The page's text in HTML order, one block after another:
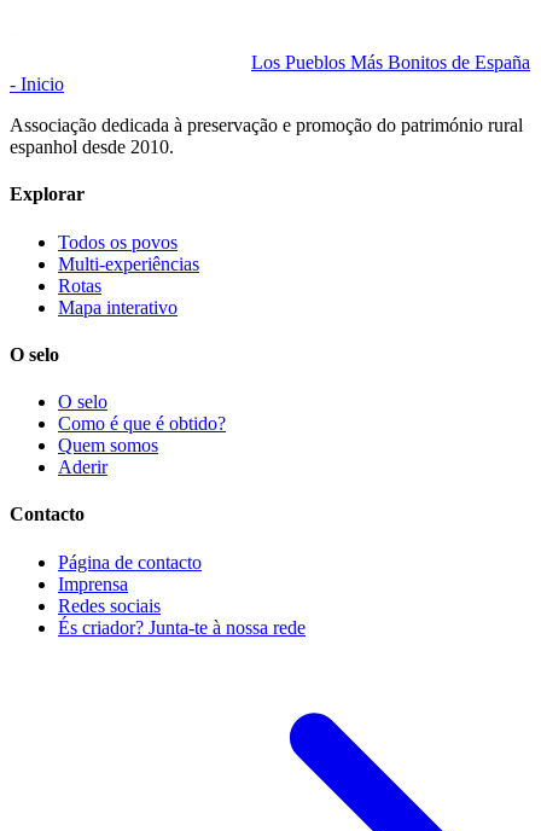
Los Pueblos Más Bonitos de España
- Inicio
Associação dedicada à preservação e promoção do património rural
espanhol desde 2010.
Explorar
Todos os povos
Multi-experiências
Rotas
Mapa interativo
O selo
O selo
Como é que é obtido?
Quem somos
Aderir
Contacto
Página de contacto
Imprensa
Redes sociais
És criador? Junta-te à nossa rede